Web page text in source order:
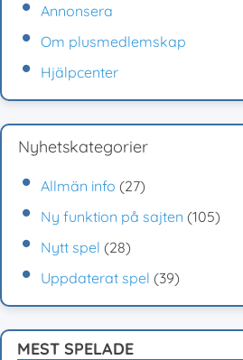
Annonsera
Om plusmedlemskap
Hjälpcenter
Nyhetskategorier
Allmän info (27)
Ny funktion på sajten (105)
Nytt spel (28)
Uppdaterat spel (39)
MEST SPELADE